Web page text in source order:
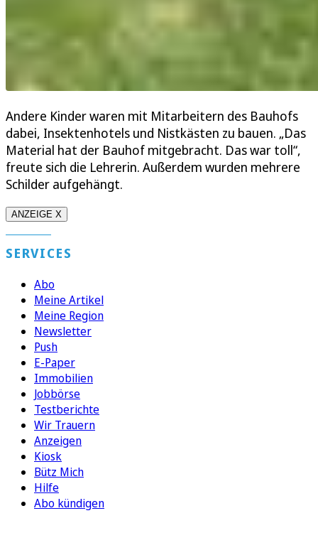
Andere Kinder waren mit Mitarbeitern des Bauhofs
dabei, Insektenhotels und Nistkästen zu bauen. „Das
Material hat der Bauhof mitgebracht. Das war toll“,
freute sich die Lehrerin. Außerdem wurden mehrere
Schilder aufgehängt.
ANZEIGE X
SERVICES
Abo
Meine Artikel
Meine Region
Newsletter
Push
E-Paper
Immobilien
Jobbörse
Testberichte
Wir Trauern
Anzeigen
Kiosk
Bütz Mich
Hilfe
Abo kündigen